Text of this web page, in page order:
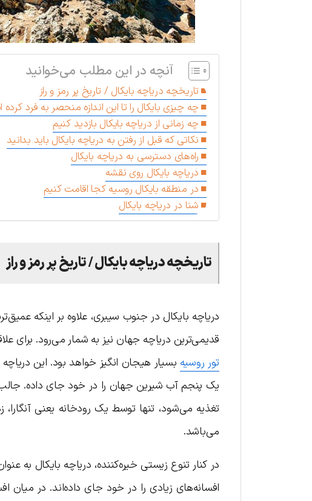
آنچه در این مطلب می‌خوانید
تاریخچه دریاچه بایکال / تاریخ پر رمز و راز
چه چیزی بایکال را تا این اندازه منحصر به فرد
چه زمانی از دریاچه بایکال بازدید کنیم
نکاتی که قبل از رفتن به دریاچه بایکال باید بدانید
راه‌های دسترسی به دریاچه بایکال
دریاچه بایکال روی نقشه
در منطقه بایکال روسیه کجا اقامت کنیم
شنا در دریاچه بایکال
تاریخچه دریاچه بایکال / تاریخ پر رمز و راز
قدیمی‌ترین دریاچه جهان نیز به شمار می‌رود. برای
تور روسیه بسیار هیجان انگیز خواهد بود. این
تغذیه می‌شود، تنها توسط یک رودخانه یعنی
می‌باشد.
در کنار تنوع زیستی خیره‌کننده، دریاچه بایکال
افسانه‌های زیادی را در خود جای داده‌اند. در میان